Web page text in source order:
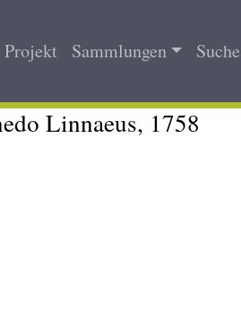
Projekt Sammlungen
Linnaeus, 1758